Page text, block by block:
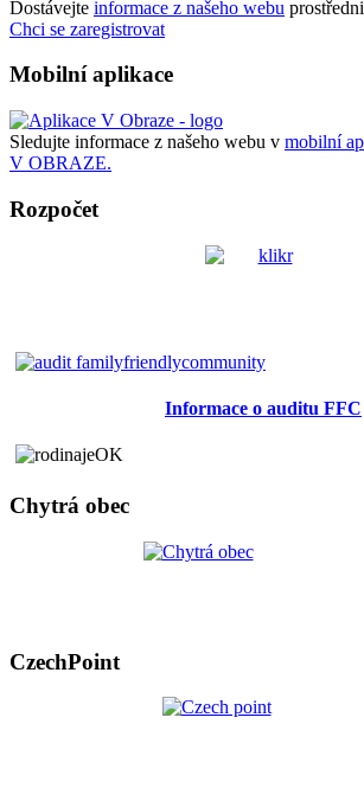
Dostávejte informace z našeho webu
Chci se zaregistrovat
Mobilní aplikace
Sledujte informace z našeho webu v mobilní
V OBRAZE.
Rozpočet
Informace o auditu FFC
Chytrá obec
CzechPoint